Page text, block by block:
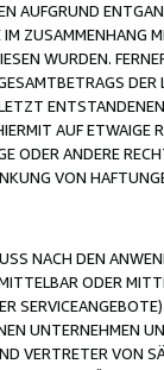
AUFGRUND
ZUSAMMENHANG
WURDEN.
AUF
ODER ANDERE
VON
NACH DEN
ODER
UNTERNEHMEN
VERTRETER VON